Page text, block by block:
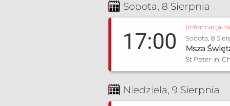
Sobota, 8 Sierpnia
17:00
(Informacja
Sobota, 8
Msza
St Peter-in-
Niedziela, 9 Sierpnia